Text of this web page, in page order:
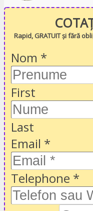
Rapid, GRATUIT și fără
Nom *
First
Last
Email *
Telephone *